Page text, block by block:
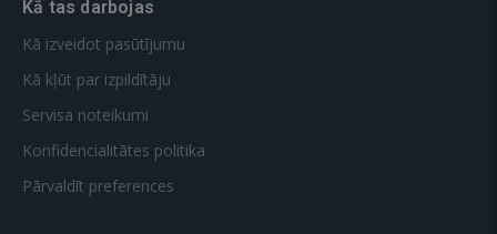
Kā tas darbojas
Kā izveidot pasūtījumu
Kā kļūt par izpildītāju
Servisa noteikumi
Konfidencialitātes politika
Pārvaldīt preferences